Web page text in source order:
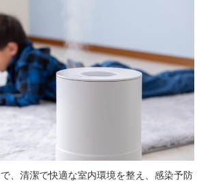
、清潔で快適な室内環境を整え、感染予防